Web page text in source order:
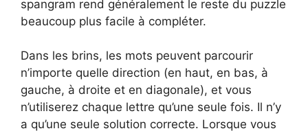
spangram rend généralement le reste du puzzle
beaucoup plus facile à compléter.
Dans les brins, les mots peuvent parcourir
n’importe quelle direction (en haut, en bas, à
gauche, à droite et en diagonale), et vous
n’utiliserez chaque lettre qu’une seule fois. Il n’y
a qu’une seule solution correcte. Lorsque vous